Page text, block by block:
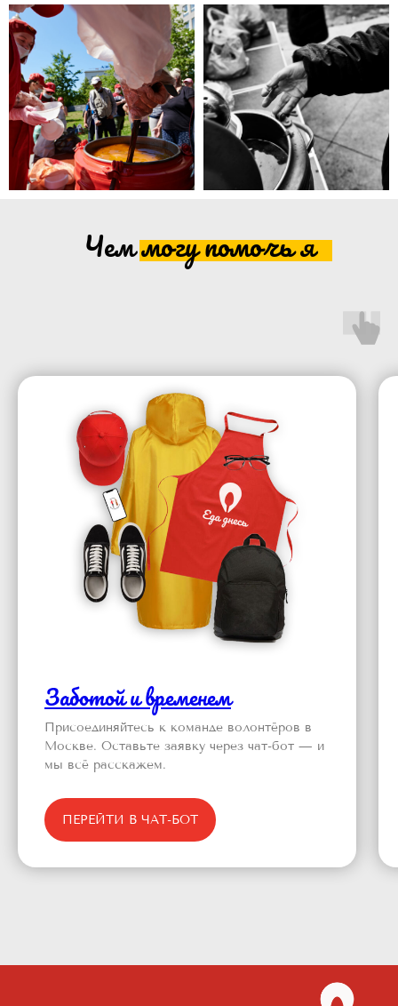
Чем могу помочь я
Заботой и временем
Присоединяйтесь к команде волонтёров в
Москве. Оставьте заявку через чат-бот — и
мы всё расскажем.
ПЕРЕЙТИ В ЧАТ-БОТ